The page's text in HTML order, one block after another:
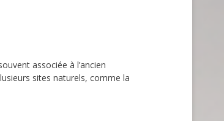
associée à l’ancien
sites naturels, comme la